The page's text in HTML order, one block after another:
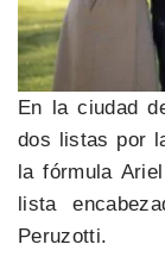
En la ciudad
dos listas por
la fórmula
lista
Peruzotti.